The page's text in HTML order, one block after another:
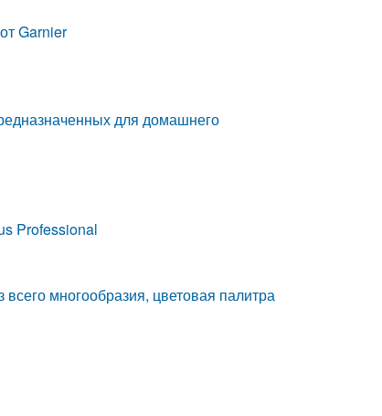
Garnier
для домашнего
Professional
многообразия, цветовая палитра